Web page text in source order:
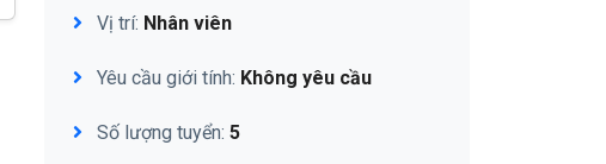
Vị trí: Nhân viên
Yêu cầu giới tính: Không yêu cầu
Số lượng tuyển: 5